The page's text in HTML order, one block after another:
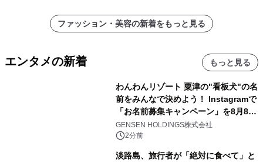
ファッション・美容の新着をもっと見る
エンタメの新着 もっと見る
わんわんリゾート 粟津の"看板犬"の名
前をみんなで決めよう！ Instagramで
「お名前募集キャンペーン」を8月8日
(土)より開催
GENSEN HOLDINGS株式会社
2分前
淡路島、旅行者が「絶対に食べて」と